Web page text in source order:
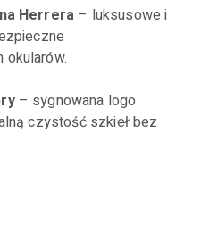
Herrera – luksusowe i
okularów.
– sygnowana logo
czystość szkieł bez